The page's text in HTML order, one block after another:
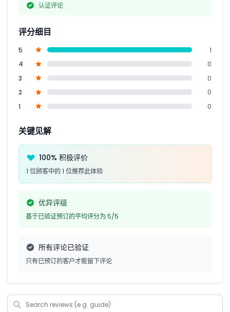
认证评论
评分细目
5
1
4
0
3
0
2
0
1
0
关键见解
100% 积极评价
1 位顾客中的 1 位推荐此体验
优异评级
基于已验证预订的平均评分为 5/5
所有评论已验证
只有已预订的客户才能留下评论